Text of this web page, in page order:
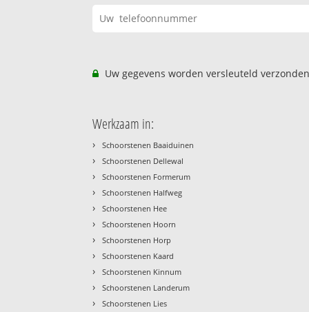
Uw gegevens worden versleuteld
Werkzaam in:
› Schoorstenen Baaiduinen
› Schoorstenen Dellewal
› Schoorstenen Formerum
› Schoorstenen Halfweg
› Schoorstenen Hee
› Schoorstenen Hoorn
› Schoorstenen Horp
› Schoorstenen Kaard
› Schoorstenen Kinnum
› Schoorstenen Landerum
› Schoorstenen Lies